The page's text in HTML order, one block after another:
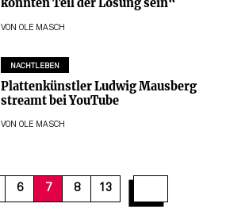
könnten Teil der Lösung sein“
VON OLE MASCH
NACHTLEBEN
Plattenkünstler Ludwig Mausberg
streamt bei YouTube
VON OLE MASCH
6 7 8 13